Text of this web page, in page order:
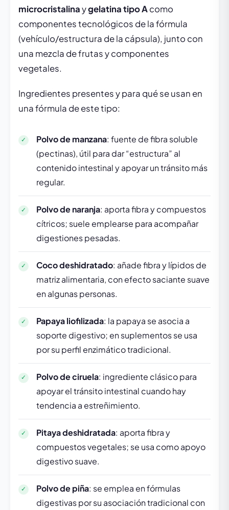
microcristalinaygelatina tipo Acomo
componentes tecnológicos de la fórmula
(vehículo/estructura de la cápsula), junto con
una mezcla de frutas y componentes
vegetales.
Ingredientes presentes y para qué se usan en
una fórmula de este tipo:
Polvo de manzana: fuente de fibra soluble
(pectinas), útil para dar “estructura” al
contenido intestinal y apoyar un tránsito más
regular.
Polvo de naranja: aporta fibra y compuestos
cítricos; suele emplearse para acompañar
digestiones pesadas.
Coco deshidratado: añade fibra y lípidos de
matriz alimentaria, con efecto saciante suave
en algunas personas.
Papaya liofilizada: la papaya se asocia a
soporte digestivo; en suplementos se usa
por su perfil enzimático tradicional.
Polvo de ciruela: ingrediente clásico para
apoyar el tránsito intestinal cuando hay
tendencia a estreñimiento.
Pitaya deshidratada: aporta fibra y
compuestos vegetales; se usa como apoyo
digestivo suave.
Polvo de piña: se emplea en fórmulas
digestivas por su asociación tradicional con